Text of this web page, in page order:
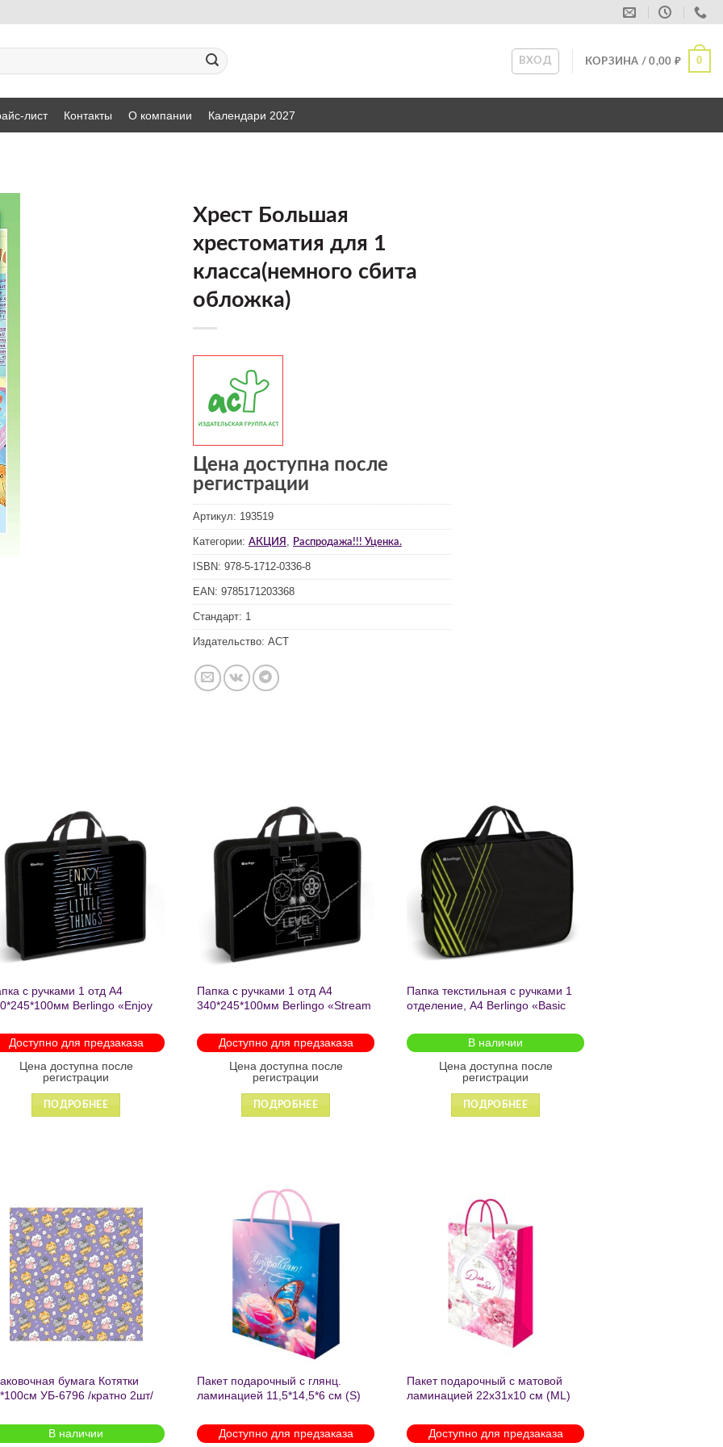
ВХОД КОРЗИНА /0,00 ₽ 0
лист Контакты О компании Календари 2027
Хрест Большая
хрестоматия для 1
класса(немного сбита
обложка)
Цена доступна после
регистрации
Артикул: 193519
Категории: АКЦИЯ , Распродажа!!! Уценка.
ISBN: 978-5-1712-0336-8
EAN: 9785171203368
Стандарт: 1
Издательство: АСТ
Добавить
в список
желаний
с ручками 1 отд А4
Berlingo «Enjoy
1215
Доступно для предзаказа
Цена доступна после
регистрации
ПОДРОБНЕЕ
Добавить
в список
Папка с ручками 1 отд А4
340*245*100мм Berlingo «Stream
Доступно для предзаказа
Цена доступна после
регистрации
ПОДРОБНЕЕ
Добавить
Папка текстильная с ручками 1
отделение, А4 Berlingo «Basic
на молнии2601
В наличии
Цена доступна после
регистрации
ПОДРОБНЕЕ
Добавить
в список
желаний
бумага Котятки
УБ-6796 /кратно 2шт/
В наличии
Добавить
Пакет подарочный с глянц.
ламинацией 11,5*14,5*6 см (S)
Доступно для предзаказа
Добавить
Пакет подарочный с матовой
ламинацией 22х31х10 см (ML)
Доступно для предзаказа